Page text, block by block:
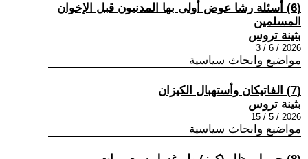
(6) أسئلة رشا عوض أولى بها المدنيون قبل الإخوان
المسلمين
بثينة تروس
2026 / 6 / 3
مواضيع وابحاث سياسية
(7) الفاتيكان وأستهبال الكيزان
بثينة تروس
2026 / 5 / 15
مواضيع وابحاث سياسية